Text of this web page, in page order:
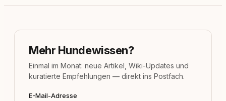
Mehr Hundewissen?
Einmal im Monat: neue Artikel, Wiki-Updates und
kuratierte Empfehlungen — direkt ins Postfach.
E-Mail-Adresse